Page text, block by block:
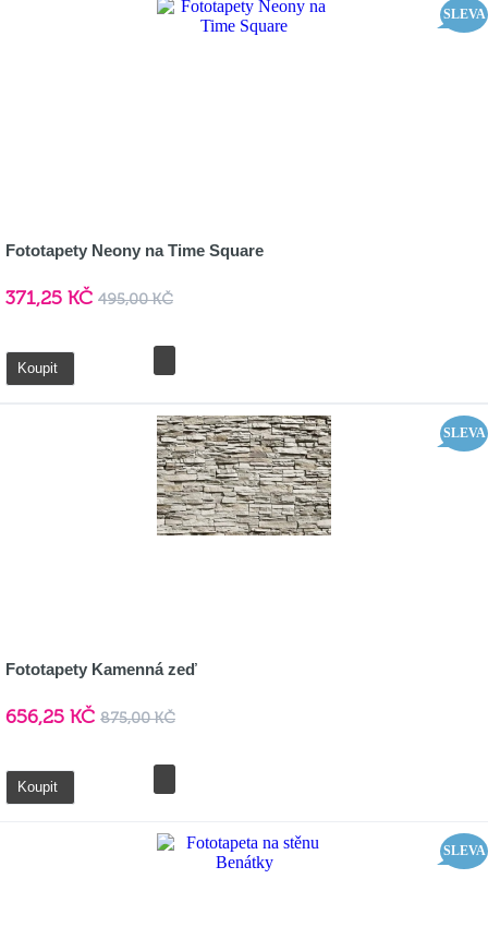
SLEVA
Fototapety Neony na Time Square
371,25 KČ 495,00 KČ
Koupit
SLEVA
Fototapety Kamenná zeď
656,25 KČ 875,00 KČ
Koupit
SLEVA